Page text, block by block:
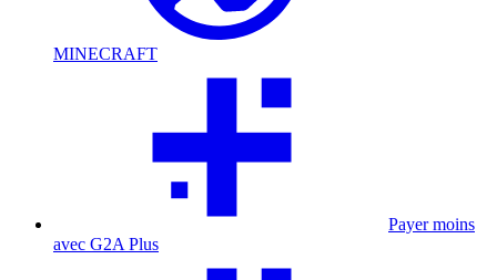
MINECRAFT
Payer moins
avec G2A Plus